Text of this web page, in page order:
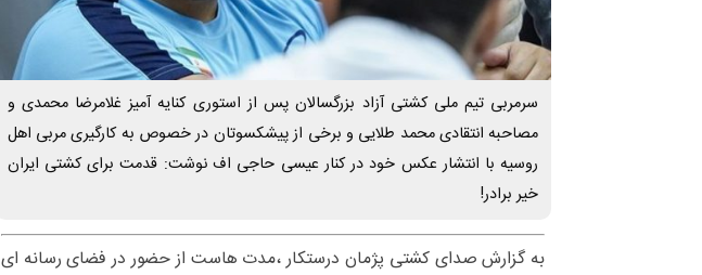
سرمربی تیم ملی کشتی آزاد بزرگسالان پس از استوری کنایه آمیز غلامرضا محمدی و
مصاحبه انتقادی محمد طلایی و برخی از پیشکسوتان در خصوص به کارگیری مربی اهل
روسیه با انتشار عکس خود در کنار عیسی حاجی اف نوشت: قدمت برای کشتی ایران
خیر برادر!
به گزارش صدای کشتی پژمان درستکار ،مدت هاست از حضور در فضای رسانه ای